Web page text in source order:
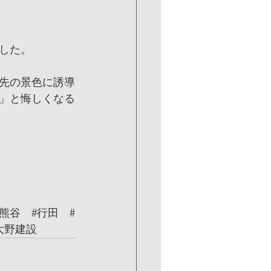
た。
の景色に誘導
と悔しくなる
谷 #行田
#
野建設